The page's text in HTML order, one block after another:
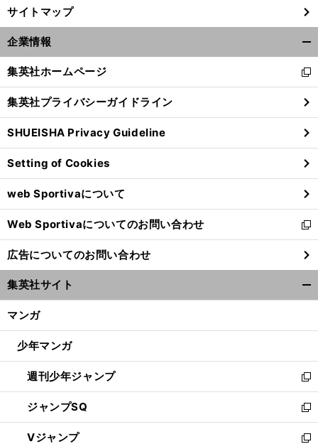
サイトマップ
企業情報
閉
る
集英社ホームページ
新
し
い
ウ
ィ
ン
ド
ウ
で
開
く
集英社プライバシーガイドライン
SHUEISHA Privacy Guideline
Setting of Cookies
web Sportivaについて
Web Sportivaについてのお問い合わせ
新
し
い
ウ
ィ
ン
ウ
開
く
広告についてのお問い合わせ
集英社サイト
マンガ
少年マンガ
週刊少年ジャンプ
新
し
い
ウ
ィ
ジャンプSQ
新
し
い
Vジャンプ
新